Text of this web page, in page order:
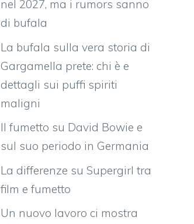
nel 2027, ma i rumors sanno
di bufala
La bufala sulla vera storia di
Gargamella prete: chi è e
dettagli sui puffi spiriti
maligni
Il fumetto su David Bowie e
sul suo periodo in Germania
La differenze su Supergirl tra
film e fumetto
Un nuovo lavoro ci mostra